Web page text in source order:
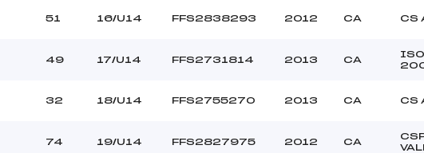
51 16/U14 FFS2838293 2012 CA CS
49 17/U14 FFS2731814 2013 CA
32 18/U14 FFS2755270 2013 CA CS
74 19/U14 FFS2827975 2012 CA